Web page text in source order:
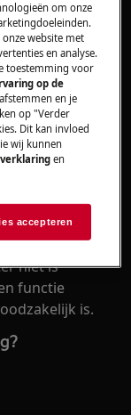
op de oven.
het
wij
vragen.
niet is
functie
is.
om onze
website met
en analyse.
toestemming voor
op de
afstemmen en je
op "Verder
Dit kan invloed
wij kunnen
en
accepteren